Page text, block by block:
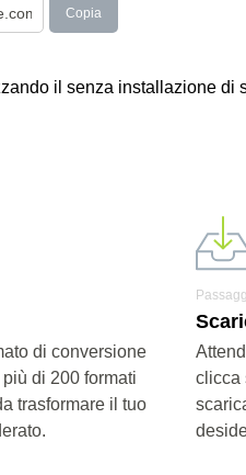
Copia
il senza installazione di
di conversione
di 200 formati
trasformare il tuo
clicca